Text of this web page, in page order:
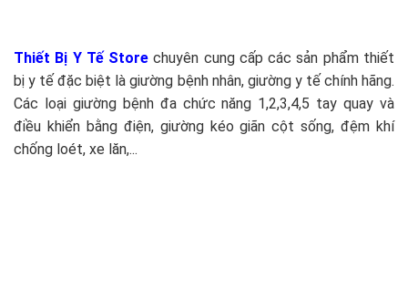
Thiết Bị Y Tế Store chuyên cung cấp các sản phẩm thiết
bị y tế đặc biệt là giường bệnh nhân, giường y tế chính hãng.
Các loại giường bệnh đa chức năng 1,2,3,4,5 tay quay và
điều khiển bằng điện, giường kéo giãn cột sống, đệm khí
chống loét, xe lăn,...